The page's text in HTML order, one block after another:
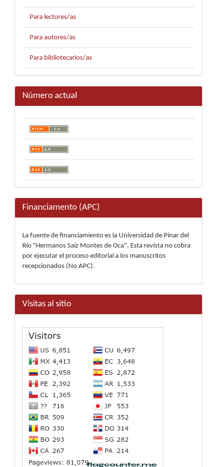
Para lectores/as
Para autores/as
Para bibliotecarios/as
Número actual
Financiamento (APC)
La fuente de financiamiento es la Universidad de Pinar del
Río "Hermanos Saíz Montes de Oca". Esta revista no cobra
por ejecutar el proceso editorial a los manuscritos
recepcionados (No APC).
Visitas al sitio